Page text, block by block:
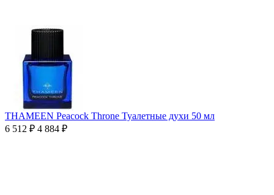
THAMEEN Peacock Throne Туалетные духи 50 мл
6 512 ₽ 4 884 ₽